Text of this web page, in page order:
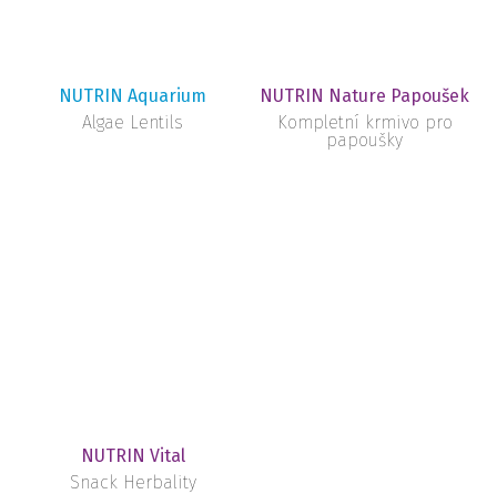
NUTRIN Aquarium
Algae Lentils
NUTRIN Nature Papoušek
Kompletní krmivo pro
papoušky
NUTRIN Vital
Snack Herbality